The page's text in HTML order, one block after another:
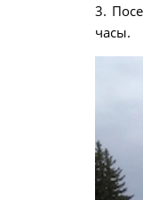
3.
часы.